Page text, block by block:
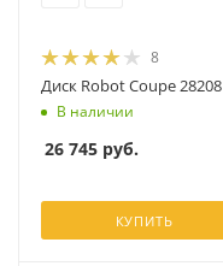
8
Диск Robot Coupe 28208
В наличии
26 745 руб.
КУПИТЬ